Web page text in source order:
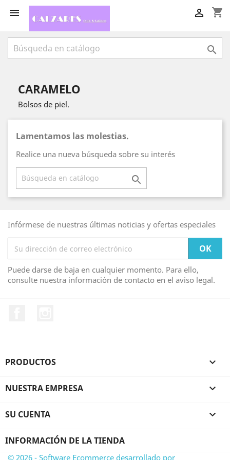
 shopping_cart


CARAMELO
Bolsos de piel.
Lamentamos las molestias.
Realice una nueva búsqueda sobre su interés

Infórmese de nuestras últimas noticias y ofertas especiales
Puede darse de baja en cualquier momento. Para ello,
consulte nuestra información de contacto en el aviso legal.
PRODUCTOS 
NUESTRA EMPRESA 
SU CUENTA 
INFORMACIÓN DE LA TIENDA
© 2026 - Software Ecommerce desarrollado por